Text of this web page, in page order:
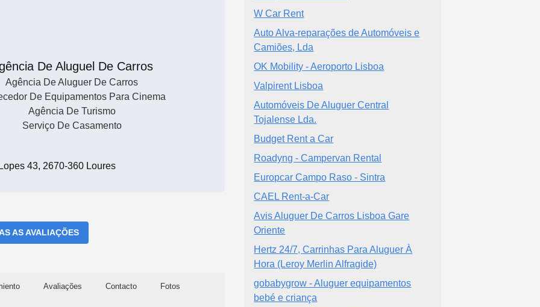
De Aluguel De Carros
Agência De Aluguer De Carros
De Equipamentos Para Cinema
Agência De Turismo
Serviço De Casamento
43, 2670-360 Loures
AS AVALIAÇÕES
Avaliações Contacto Fotos
W Car Rent
Auto Alva-reparações de Automóveis e
Camiões, Lda
OK Mobility - Aeroporto Lisboa
Valpirent Lisboa
Automóveis De Aluguer Central
Tojalense Lda.
Budget Rent a Car
Roadyng - Campervan Rental
Europcar Campo Raso - Sintra
CAEL Rent-a-Car
Avis Aluguer De Carros Lisboa Gare
Oriente
Hertz 24/7, Carrinhas Para Aluguer À
Hora (Leroy Merlin Alfragide)
gobabygrow - Aluguer equipamentos
bebé e criança